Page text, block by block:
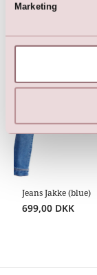
Marketing
Jeans Jakke (blue)
699,00 DKK